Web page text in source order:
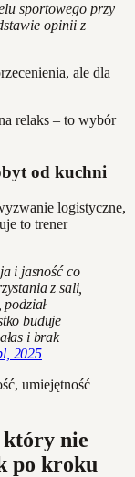
sportowego przy
opinii z
ale dla
relaks – to wybór
od kuchni
logistyczne,
to trener
i jasność co
z sali,
buduje
i brak
2025
umiejętność
który nie
po kroku